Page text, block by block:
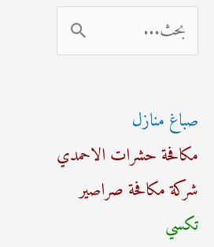
ل
ح
ث
ع
ن
صباغ منازل
مكافحة حشرات الاحمدي
شركة مكافحة صراصير
تكسي